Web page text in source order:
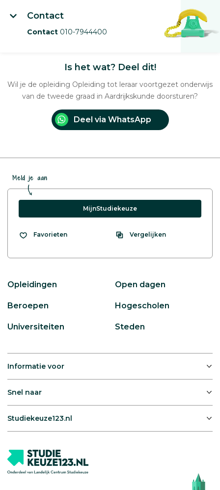
Contact
Contact 010-7944400
Is het wat? Deel dit!
Wil je de opleiding Opleiding tot leraar voortgezet onderwijs
van de tweede graad in Aardrijkskunde doorsturen?
Deel via WhatsApp
Meld je aan
MijnStudiekeuze
Favorieten Vergelijken
Opleidingen Open dagen
Beroepen Hogescholen
Universiteiten Steden
Informatie voor
Snel naar
Studiekeuze123.nl